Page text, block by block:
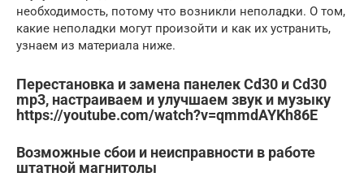
необходимость, потому что возникли неполадки. О том,
какие неполадки могут произойти и как их устранить,
узнаем из материала ниже.
Перестановка и замена панелек Cd30 и Cd30
mp3, настраиваем и улучшаем звук и музыку
https://youtube.com/watch?v=qmmdAYKh86E
Возможные сбои и неисправности в работе
штатной магнитолы